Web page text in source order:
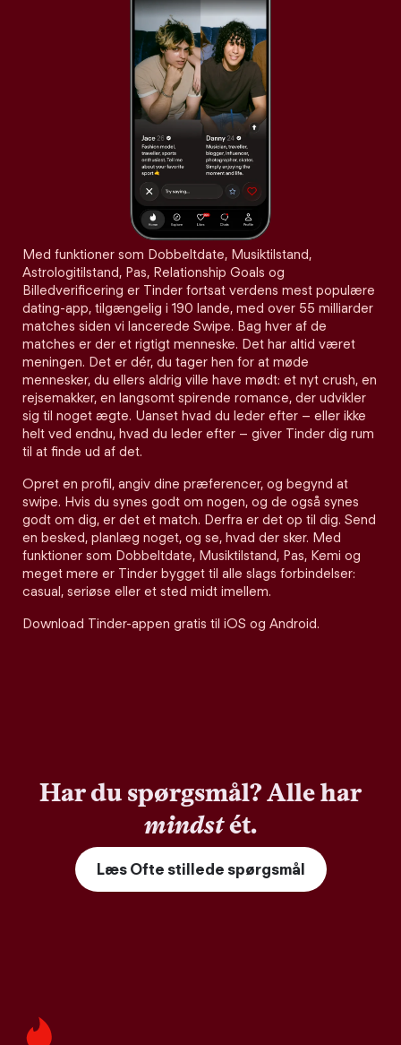
Med funktioner som Dobbeltdate, Musiktilstand,
Astrologitilstand, Pas, Relationship Goals og
Billedverificering er Tinder fortsat verdens mest populære
dating-app, tilgængelig i 190 lande, med over 55 milliarder
matches siden vi lancerede Swipe. Bag hver af de
matches er der et rigtigt menneske. Det har altid været
meningen. Det er dér, du tager hen for at møde
mennesker, du ellers aldrig ville have mødt: et nyt crush, en
rejsemakker, en langsomt spirende romance, der udvikler
sig til noget ægte. Uanset hvad du leder efter – eller ikke
helt ved endnu, hvad du leder efter – giver Tinder dig rum
til at finde ud af det.
Opret en profil, angiv dine præferencer, og begynd at
swipe. Hvis du synes godt om nogen, og de også synes
godt om dig, er det et match. Derfra er det op til dig. Send
en besked, planlæg noget, og se, hvad der sker. Med
funktioner som Dobbeltdate, Musiktilstand, Pas, Kemi og
meget mere er Tinder bygget til alle slags forbindelser:
casual, seriøse eller et sted midt imellem.
Download Tinder-appen gratis til iOS og Android.
Har du spørgsmål? Alle har
mindstét.
Læs Ofte stillede spørgsmål